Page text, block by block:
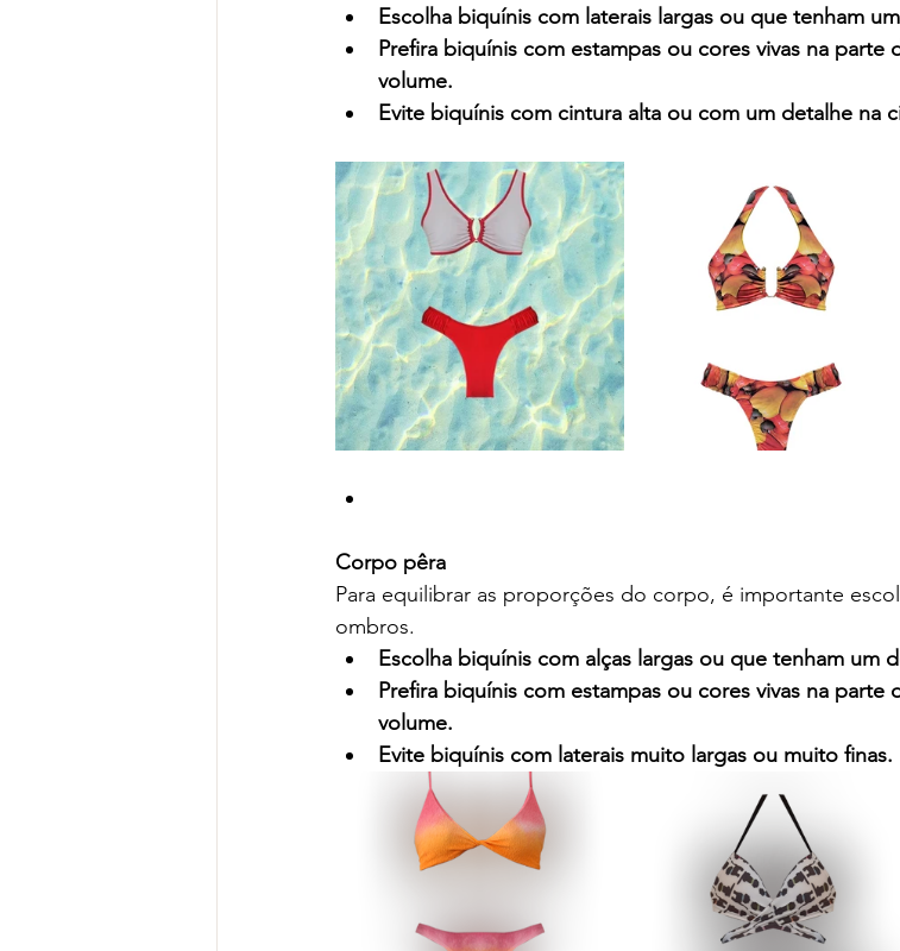
Escolha biquínis com laterais largas ou que tenham
Prefira biquínis com estampas ou cores vivas na
volume.
Evite biquínis com cintura alta ou com um detalhe na
Corpo pêra
Para equilibrar as proporções do corpo, é importante
ombros.
Escolha biquínis com alças largas ou que tenham um
Prefira biquínis com estampas ou cores vivas na
volume.
Evite biquínis com laterais muito largas ou muito finas.